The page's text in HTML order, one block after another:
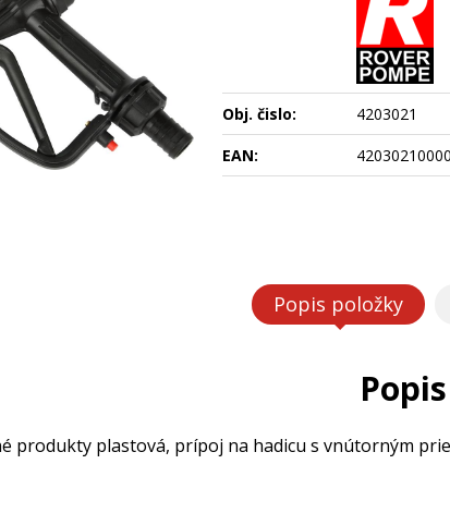
Obj. čislo:
4203021
EAN:
Popis položky
produkty plastová, prípoj na hadicu s vnútorným